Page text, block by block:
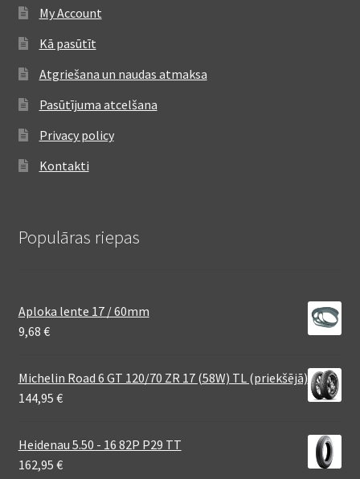
My Account
Kā pasūtīt
Atgriešana un naudas atmaksa
Pasūtījuma atcelšana
Privacy policy
Kontakti
Populāras riepas
Aploka lente 17 / 60mm
9,68 €
Michelin Road 6 GT 120/70 ZR 17 (58W) TL (priekšējā)
144,95 €
Heidenau 5.50 - 16 82P P29 TT
162,95 €